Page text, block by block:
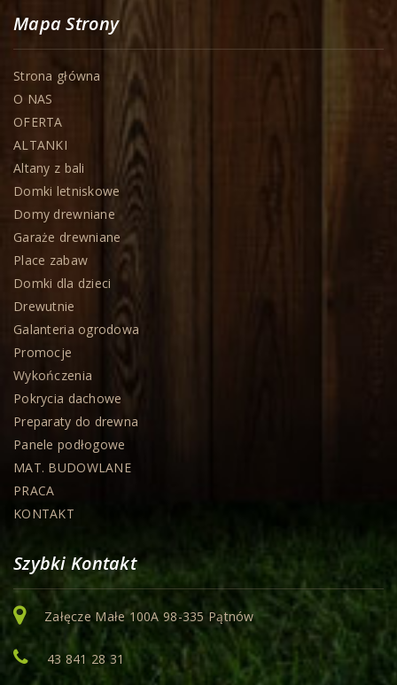
Mapa Strony
Strona główna
O NAS
OFERTA
ALTANKI
Altany z bali
Domki letniskowe
Domy drewniane
Garaże drewniane
Place zabaw
Domki dla dzieci
Drewutnie
Galanteria ogrodowa
Promocje
Wykończenia
Pokrycia dachowe
Preparaty do drewna
Panele podłogowe
MAT. BUDOWLANE
PRACA
KONTAKT
Szybki Kontakt
Załęcze Małe 100A 98-335 Pątnów
43 841 28 31